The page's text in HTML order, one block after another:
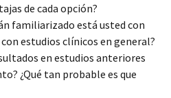
de cada opción?
familiarizado está usted con
estudios clínicos en general?
en estudios anteriores
¿Qué tan probable es que